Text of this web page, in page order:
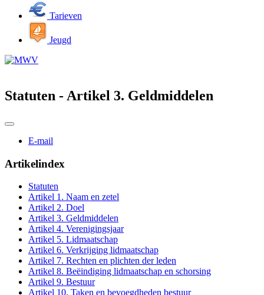
Tarieven
Jeugd
Statuten - Artikel 3. Geldmiddelen
E-mail
Artikelindex
Statuten
Artikel 1. Naam en zetel
Artikel 2. Doel
Artikel 3. Geldmiddelen
Artikel 4. Verenigingsjaar
Artikel 5. Lidmaatschap
Artikel 6. Verkrijging lidmaatschap
Artikel 7. Rechten en plichten der leden
Artikel 8. Beëindiging lidmaatschap en schorsing
Artikel 9. Bestuur
Artikel 10. Taken en bevoegdheden bestuur